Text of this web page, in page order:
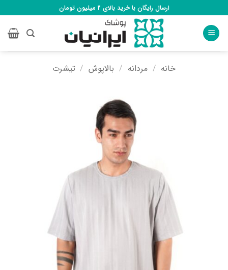
to
content
ارسال رایگان با خرید بالای 2 میلیون تومان
خانه / مردانه / بالاپوش / تیشرت